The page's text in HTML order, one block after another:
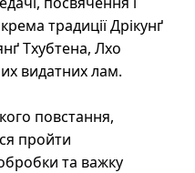
традиції Дрікунґ
Тхубтена, Лхо
видатних лам.
повстання,
пройти
та важку